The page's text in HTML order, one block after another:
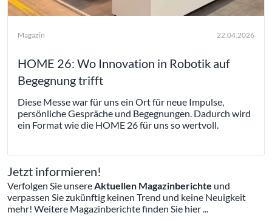
Magazin 22.04.2026
HOME 26: Wo Innovation in Robotik auf
Begegnung trifft
Diese Messe war für uns ein Ort für neue Impulse,
persönliche Gespräche und Begegnungen. Dadurch wird
ein Format wie die HOME 26 für uns so wertvoll.
Jetzt informieren!
Verfolgen Sie unsereAktuellen Magazinberichte und
verpassen Sie zukünftig keinen Trend und keine Neuigkeit
mehr! Weitere Magazinberichte finden Sie hier ...